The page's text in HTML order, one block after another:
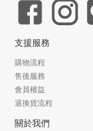
支援服務
購物流程
售後服務
會員權益
退換貨流程
關於我們